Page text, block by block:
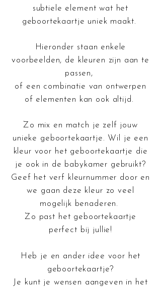
subtiele element wat het
geboortekaartje uniek maakt.
Hieronder staan enkele
voorbeelden, de kleuren zijn aan te
passen,
of een combinatie van ontwerpen
of elementen kan ook altijd.
Zo mix en match je zelf jouw
unieke geboortekaartje. Wil je een
kleur voor het geboortekaartje die
je ook in de babykamer gebruikt?
Geef het verf kleurnummer door en
we gaan deze kleur zo veel
mogelijk benaderen.
Zo past het geboortekaartje
perfect bij jullie!
Heb je en ander idee voor het
geboortekaartje?
Je kunt je wensen aangeven in het